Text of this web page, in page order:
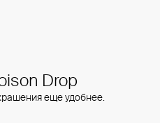
Drop
еще удобнее.